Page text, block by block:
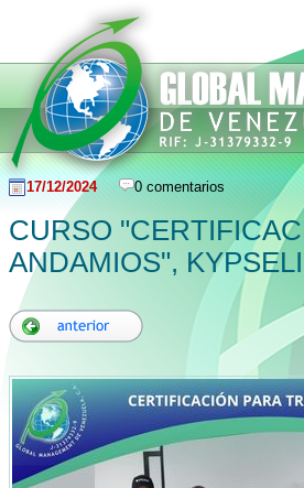
17/12/2024 0 comentarios
CURSO
ANDAMIOS",